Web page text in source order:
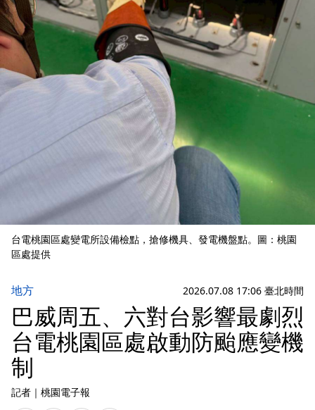
台電桃園區處變電所設備檢點，搶修機具、發電機盤點。圖：桃園
區處提供
地方 2026.07.08 17:06 臺北時間
巴威周五、六對台影響最劇烈
台電桃園區處啟動防颱應變機
制
記者 ｜ 桃園電子報